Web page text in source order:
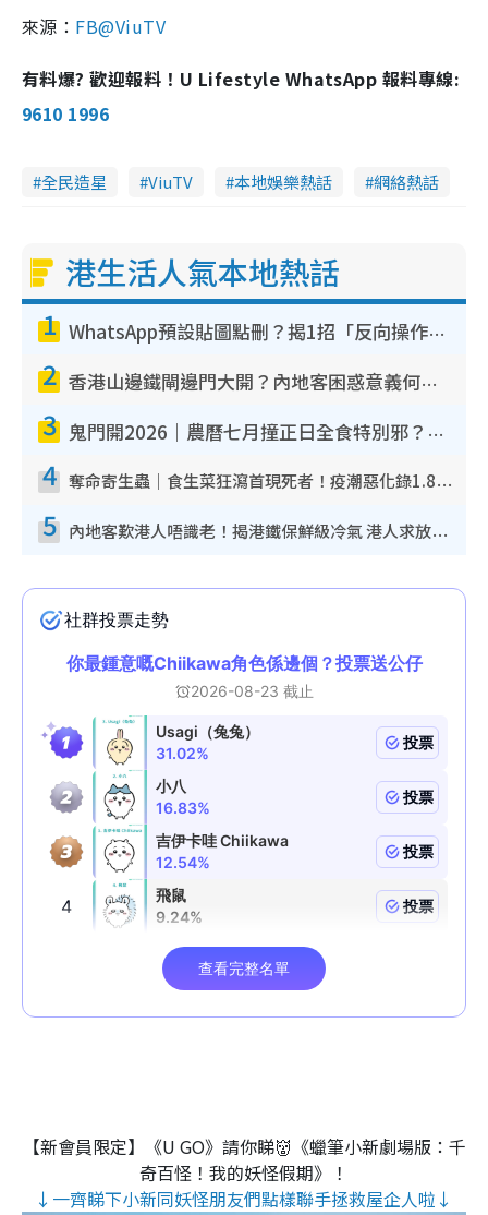
來源： FB@ViuTV
有料爆? 歡迎報料！U Lifestyle WhatsApp 報料專線:
9610 1996
全民造星 ViuTV 本地娛樂熱話 網絡熱話
港生活人氣本地熱話
1 WhatsApp預設貼圖點刪？揭1招「反向操作」還原簡潔介面 附3步實測教學
2 香港山邊鐵閘邊門大開？內地客困惑意義何在！網民神回覆：呢種叫法理性防禦
3 鬼門開2026｜農曆七月撞正日全食特別邪？專家警告切忌做一事！揭4大禁忌+2招保平安
4 奪命寄生蟲｜食生菜狂瀉首現死者！疫潮惡化錄1.8萬宗病例 揭洗菜3大謬誤
5 內地客歎港人唔識老！揭港鐵保鮮級冷氣 港人求放過：咪投訴
【新會員限定】《U GO》請你睇👹《蠟筆小新劇場版：千
奇百怪！我的妖怪假期》！
↓一齊睇下小新同妖怪朋友們點樣聯手拯救屋企人啦↓